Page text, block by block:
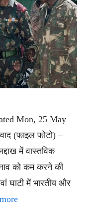
Mon, 25 May
(फाइल फोटो) –
में वास्तविक
को कम करने की
घाटी में भारतीय और